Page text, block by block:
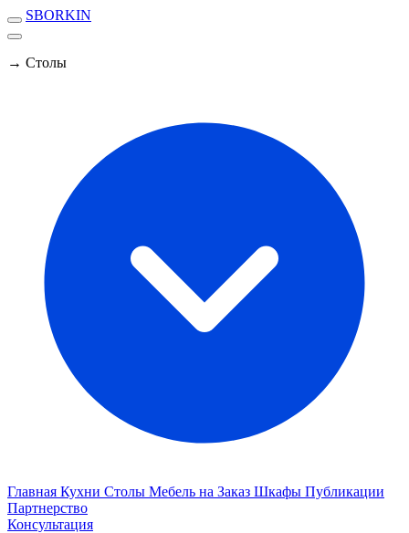
SBORKIN
→ Столы
Главная Кухни Столы Мебель на Заказ Шкафы Публикации
Партнерство
Консультация